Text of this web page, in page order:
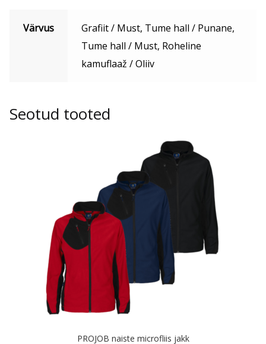
Värvus
Grafiit / Must, Tume hall / Punane,
Tume hall / Must, Roheline
kamuflaaž / Oliiv
Seotud tooted
PROJOB naiste microfliis jakk